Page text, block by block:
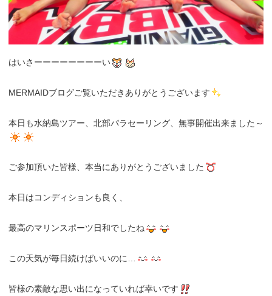
はいさーーーーーーーーい
MERMAIDブログご覧いただきありがとうございます
本日も水納島ツアー、北部パラセーリング、無事開催出来ました～
ご参加頂いた皆様、本当にありがとうございました
本日はコンディションも良く、
最高のマリンスポーツ日和でしたね
この天気が毎日続けばいいのに…
皆様の素敵な思い出になっていれば幸いです